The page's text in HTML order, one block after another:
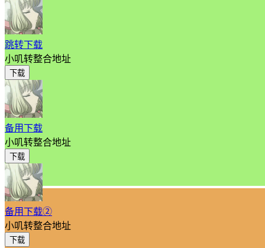
跳转下载
小叽转整合地址
下载
备用下载
小叽转整合地址
下载
备用下载②
小叽转整合地址
下载